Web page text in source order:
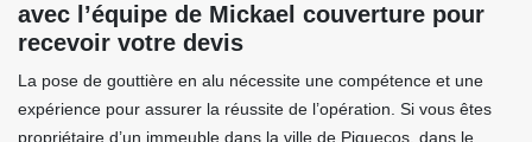
avec l’équipe de Mickael couverture pour
recevoir votre devis
La pose de gouttière en alu nécessite une compétence et une
expérience pour assurer la réussite de l’opération. Si vous êtes
propriétaire d’un immeuble dans la ville de Piquecos, dans le